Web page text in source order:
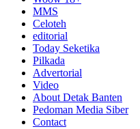
MMS
Celoteh
editorial
Today Seketika
Pilkada
Advertorial
Video
About Detak Banten
Pedoman Media Siber
Contact